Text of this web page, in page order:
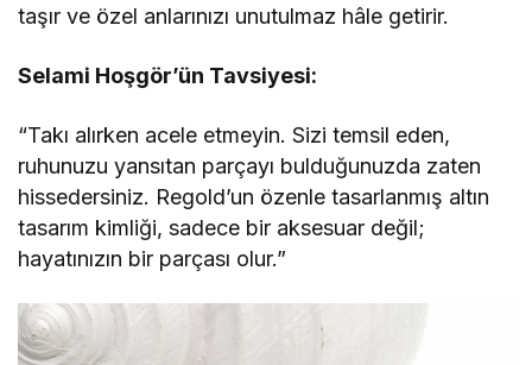
taşır ve özel anlarınızı unutulmaz hâle getirir.
Selami Hoşgör’ün Tavsiyesi:
“Takı alırken acele etmeyin. Sizi temsil eden,
ruhunuzu yansıtan parçayı bulduğunuzda zaten
hissedersiniz. Regold’un özenle tasarlanmış altın
tasarım kimliği, sadece bir aksesuar değil;
hayatınızın bir parçası olur.”